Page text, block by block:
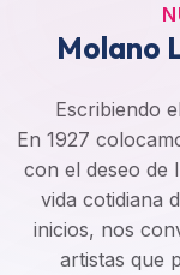
Molano
Escribiendo
En 1927
con el deseo de
vida cotidiana
inicios, nos
artistas que